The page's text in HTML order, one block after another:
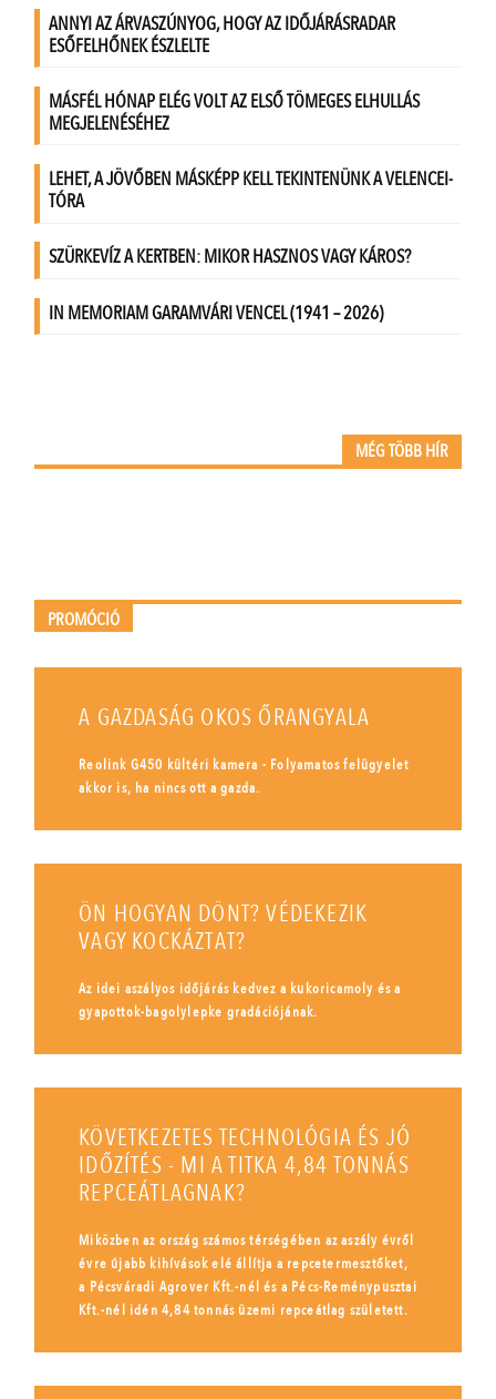
MÉG TÖBB HÍR
PROMÓCIÓ
A GAZDASÁG OKOS ŐRANGYALA
Reolink G450 kültéri kamera - Folyamatos felügyelet
akkor is, ha nincs ott a gazda.
ÖN HOGYAN DÖNT? VÉDEKEZIK
VAGY KOCKÁZTAT?
Az idei aszályos időjárás kedvez a kukoricamoly és a
gyapottok-bagolylepke gradációjának.
KÖVETKEZETES TECHNOLÓGIA ÉS JÓ
IDŐZÍTÉS - MI A TITKA 4,84 TONNÁS
REPCEÁTLAGNAK?
Miközben az ország számos térségében az aszály évről
évre újabb kihívások elé állítja a repcetermesztőket,
a Pécsváradi Agrover Kft.-nél és a Pécs-Reménypusztai
Kft.-nél idén 4,84 tonnás üzemi repceátlag született.